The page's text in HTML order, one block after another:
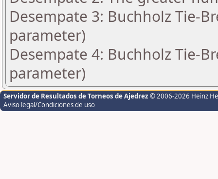
Desempate 3: Buchholz Tie-
parameter)
Desempate 4: Buchholz Tie-
parameter)
Servidor de Resultados de Torneos de Ajedrez © 2006-2026 Heinz
Aviso legal/Condiciones de uso